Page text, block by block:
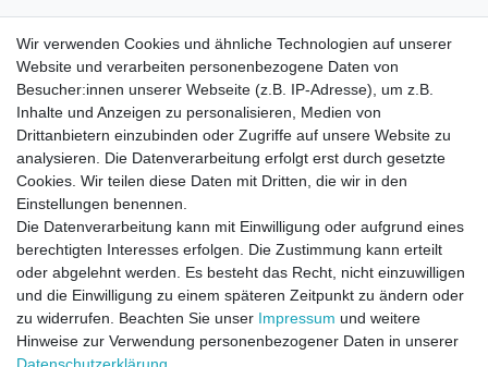
Direktkontakt per Telefon unter 04331 / 4928-910
Wir verwenden Cookies und ähnliche Technologien auf unserer
Website und verarbeiten personenbezogene Daten von
Besucher:innen unserer Webseite (z.B. IP-Adresse), um z.B.
Inhalte und Anzeigen zu personalisieren, Medien von
Drittanbietern einzubinden oder Zugriffe auf unsere Website zu
analysieren. Die Datenverarbeitung erfolgt erst durch gesetzte
Cookies. Wir teilen diese Daten mit Dritten, die wir in den
Einstellungen benennen.
Die Datenverarbeitung kann mit Einwilligung oder aufgrund eines
berechtigten Interesses erfolgen. Die Zustimmung kann erteilt
oder abgelehnt werden. Es besteht das Recht, nicht einzuwilligen
und die Einwilligung zu einem späteren Zeitpunkt zu ändern oder
zu widerrufen. Beachten Sie unser Impressum und weitere
Hinweise zur Verwendung personenbezogener Daten in unserer